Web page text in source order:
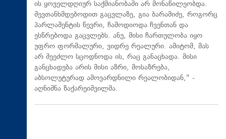
ის ყოველდღიურ საქმიანობაში არ მონაწილეობდა.
შევთანხმდებოდით გაცვლაზე, გია ბარამიძე, როგორც
პარლამენტის წევრი, ჩამოდიოდა ჩვენთან და
ესწრებოდა გაცვლებს. ანუ, მისი ჩართულობა იყო
უფრო ფორმალური, ვიდრე რეალური. ამიტომ, მას
არ შეეძლო სცოდნოდა ის, რაც განაცხადა. მისი
განცხადება არის მისი აზრი, მოსაზრება,
აბსოლუტურად ამოვარდნილი რეალობიდან," -
აღნიშნა ზაქარეიშვილმა.